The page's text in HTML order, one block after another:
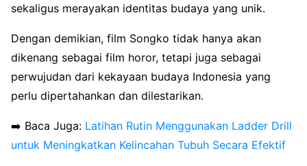
sekaligus merayakan identitas budaya yang unik.
Dengan demikian, film Songko tidak hanya akan
dikenang sebagai film horor, tetapi juga sebagai
perwujudan dari kekayaan budaya Indonesia yang
perlu dipertahankan dan dilestarikan.
➡️ Baca Juga: Latihan Rutin Menggunakan Ladder Drill
untuk Meningkatkan Kelincahan Tubuh Secara Efektif